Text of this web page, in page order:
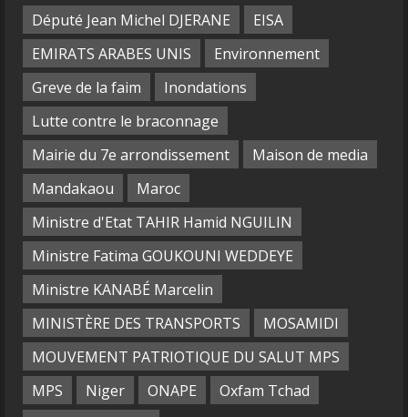
Député Jean Michel DJERANE
EISA
EMIRATS ARABES UNIS
Environnement
Greve de la faim
Inondations
Lutte contre le braconnage
Mairie du 7e arrondissement
Maison de media
Mandakaou
Maroc
Ministre d'Etat TAHIR Hamid NGUILIN
Ministre Fatima GOUKOUNI WEDDEYE
Ministre KANABÉ Marcelin
MINISTÈRE DES TRANSPORTS
MOSAMIDI
MOUVEMENT PATRIOTIQUE DU SALUT MPS
MPS
Niger ONAPE
Oxfam Tchad